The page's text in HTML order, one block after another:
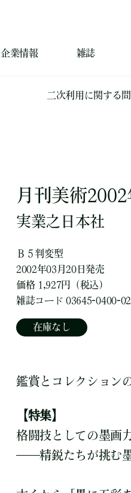
企業情報 雑誌
二次利用に関する
月刊美術
実業之日本社
Ｂ５判変型
2002年03月20日発売
価格 1,927円（税込）
雑誌コード 03645-0400-02
在庫なし
鑑賞とコレクション
【特集】
格闘技としての墨画
――精鋭たちが挑む